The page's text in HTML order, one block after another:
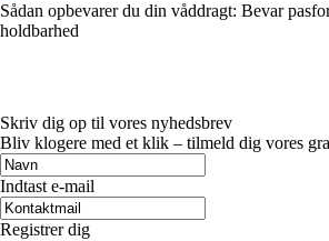
Sådan opbevarer du din våddragt: Bevar
holdbarhed
Skriv dig op til vores nyhedsbrev
Bliv klogere med et klik – tilmeld dig vores
Indtast e-mail
Registrer dig